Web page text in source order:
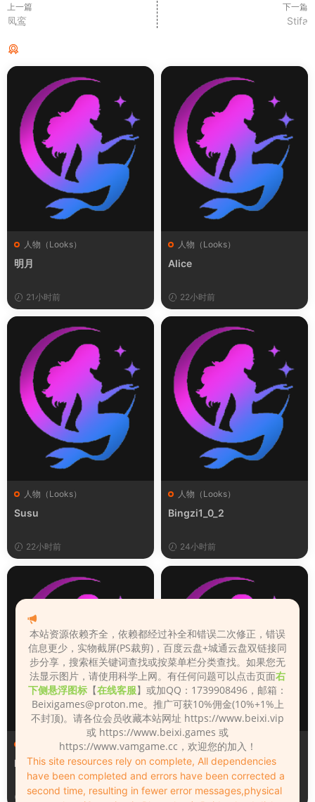
上一篇
凤鸾
下一篇
Stifa
人物（Looks）
明月
21小时前
人物（Looks）
Alice
22小时前
人物（Looks）
Susu
22小时前
人物（Looks）
Bingzi1_0_2
24小时前
人物（Looks）
Monica_2_2_2
1天前
人物（Looks）
Lizhen2025
2天前
本站资源依赖齐全，依赖都经过补全和错误二次修正，错误
信息更少，实物截屏(PS裁剪)，百度云盘+城通云盘双链接同
步分享，搜索框关键词查找或按菜单栏分类查找。如果您无
法显示图片，请使用科学上网。有任何问题可以点击页面右
下侧悬浮图标 【在线客服】或加QQ：1739908496，邮箱：
Beixigames@proton.me。推广可获10%佣金(10%+1%上
不封顶)。请各位会员收藏本站网址 https://www.beixi.vip
或 https://www.beixi.games 或
https://www.vamgame.cc，欢迎您的加入！
This site resources rely on complete, All dependencies
have been completed and errors have been corrected a
second time, resulting in fewer error messages,physical